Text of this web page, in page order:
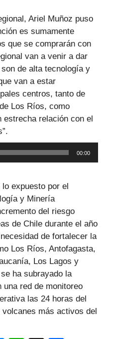
Ariel Muñoz puso
es sumamente
que se comprarán con
van a venir a dar
de alta tecnología y
van a estar
centros, tanto de
Los Ríos, como
estrecha relación con el
00:00
expuesto por el
y Minería
del riesgo
de Chile durante el año
de fortalecer la
Los Ríos, Antofagasta,
Los Lagos y
ha subrayado la
una red de monitoreo
las 24 horas del
más activos del